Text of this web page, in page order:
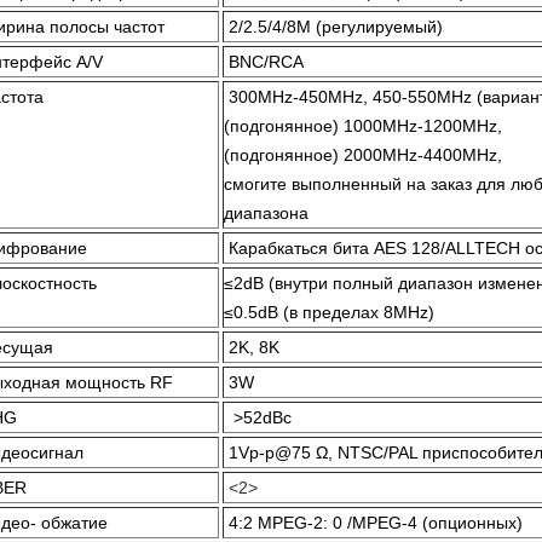
полосы частот
2/2.5/4/8M (регулируемый)
A/V
BNC/RCA
300MHz-450MHz, 450-550MHz
(подгонянное) 1000MHz-1200MHz,
(подгонянное) 2000MHz-4400MHz,
смогите выполненный на заказ для
диапазона
Карабкаться бита AES 128/ALLTECH
≤2dB (внутри полный диапазон
≤0.5dB (в пределах 8MHz)
2K, 8K
мощность RF
3W
>52dBc
1Vp-p@75 Ω, NTSC/PAL
<2>
обжатие
4:2 MPEG-2: 0 /MPEG-4 (опционных)